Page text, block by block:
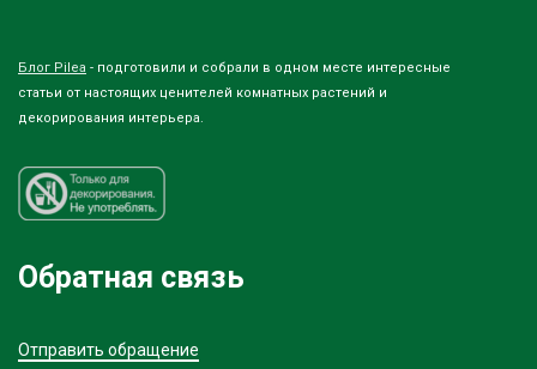
Блог Pilea - подготовили и собрали в одном месте интересные
статьи от настоящих ценителей комнатных растений и
декорирования интерьера.
Обратная связь
Отправить обращение